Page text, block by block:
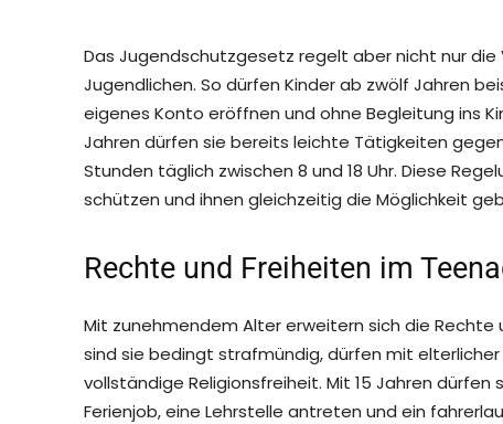
Das Jugendschutzgesetz regelt aber nicht nur
Jugendlichen. So dürfen Kinder ab zwölf Jahren
eigenes Konto eröffnen und ohne Begleitung ins
Jahren dürfen sie bereits leichte Tätigkeiten
Stunden täglich zwischen 8 und 18 Uhr. Diese
schützen und ihnen gleichzeitig die Möglichkeit
Rechte und Freiheiten im
Mit zunehmendem Alter erweitern sich die Rechte
sind sie bedingt strafmündig, dürfen mit
vollständige Religionsfreiheit. Mit 15 Jahren
Ferienjob, eine Lehrstelle antreten und ein